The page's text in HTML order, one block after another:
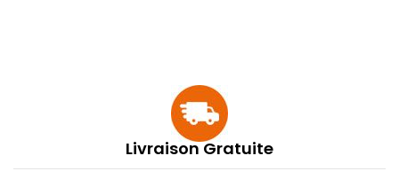
Livraison Gratuite